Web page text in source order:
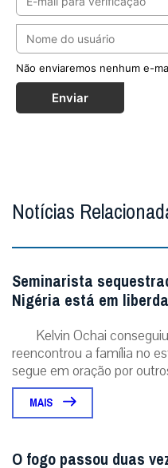
Não enviaremos nenhum e-
Enviar
Notícias
Seminarista
Nigéria está em
Kelvin Ochai
reencontrou a família no
segue em oração por
MAIS
O fogo passou duas